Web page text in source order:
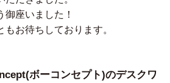
御座いました！
もお待ちしております。
ボーコンセプト)のデスクワ